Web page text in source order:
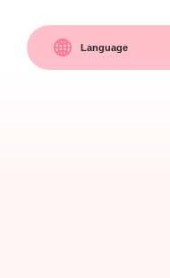
Language